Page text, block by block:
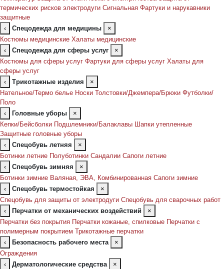
термических рисков электродуги Сигнальная Фартуки и нарукавники
защитные
‹
Спецодежда для медицины
×
Костюмы медицинские Халаты медицинские
‹
Спецодежда для сферы услуг
×
Костюмы для сферы услуг Фартуки для сферы услуг Халаты для
сферы услуг
‹
Трикотажные изделия
×
Нательное/Термо белье Носки Толстовки/Джемпера/Брюки Футболки/
Поло
‹
Головные уборы
×
Кепки/Бейсболки Подшлемники/Балаклавы Шапки утепленные
Защитные головные уборы
‹
Спецобувь летняя
×
Ботинки летние Полуботинки Сандалии Сапоги летние
‹
Спецобувь зимняя
×
Ботинки зимние Валяная, ЭВА, Комбинированная Сапоги зимние
‹
Спецобувь термостойкая
×
Спецобувь для защиты от электродуги Спецобувь для сварочных работ
‹
Перчатки от механических воздействий
×
Перчатки без покрытия Перчатки кожаные, спилковые Перчатки с
полимерным покрытием Трикотажные перчатки
‹
Безопасность рабочего места
×
Ограждения
‹
Дерматологические средства
×